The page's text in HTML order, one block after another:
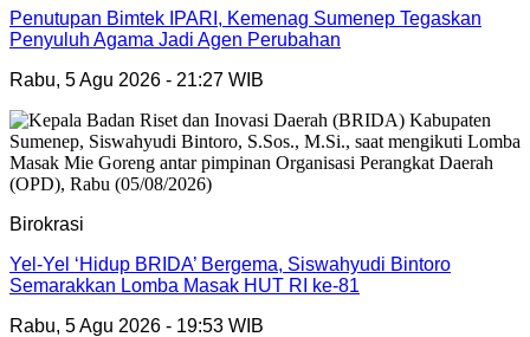
Penutupan Bimtek IPARI, Kemenag Sumenep Tegaskan
Penyuluh Agama Jadi Agen Perubahan
Rabu, 5 Agu 2026 - 21:27 WIB
Birokrasi
Yel-Yel ‘Hidup BRIDA’ Bergema, Siswahyudi Bintoro
Semarakkan Lomba Masak HUT RI ke-81
Rabu, 5 Agu 2026 - 19:53 WIB